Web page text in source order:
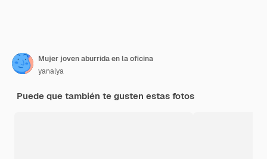
Mujer joven aburrida en la oficina
yanalya
Puede que también te gusten estas fotos